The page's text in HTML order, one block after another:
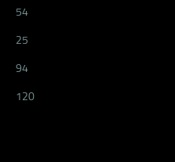
54
25
94
120